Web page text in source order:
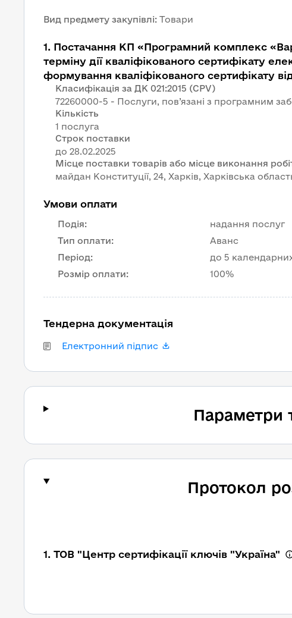
Вид предмету закупівлі: Товари
1. Постачання КП «Програмний комплекс
терміну дії кваліфікованого сертифікату
формування кваліфікованого сертифікату
Класифікація за ДК 021:2015 (CPV)
72260000-5 - Послуги, пов’язані з програмним
Кількість
1 послуга
Строк поставки
Місце поставки товарів або місце виконання
майдан Конституції, 24, Харків, Харківська
Умови оплати
Подія:
надання послуг
Тип оплати:
Аванс
Період:
до 5
Розмір оплати: 100%
Тендерна документація
Електронний підпис
Параметри
Протокол
1. ТОВ "Центр сертифікації ключів "Україна"